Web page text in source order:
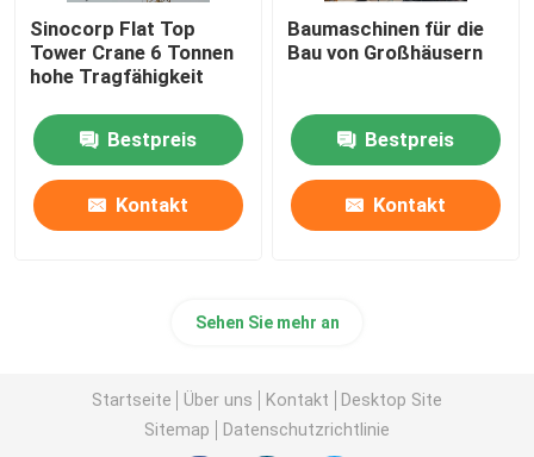
Sinocorp Flat Top
Tower Crane 6 Tonnen
hohe Tragfähigkeit
Bestpreis
Kontakt
Baumaschinen für die
Bau von Großhäusern
Bestpreis
Kontakt
Sehen Sie mehr an
Startseite Über uns Kontakt
Desktop Site
Sitemap
Datenschutzrichtlinie